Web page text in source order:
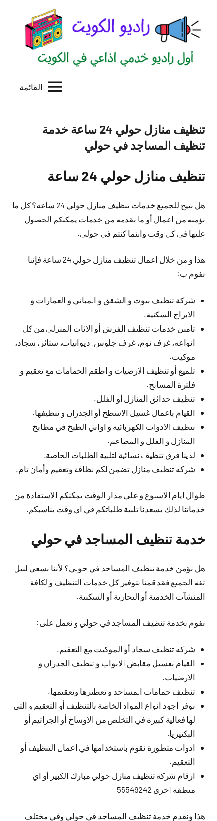
المحتوى
الكويت
للاعلانات
الخدمية
بالكويت
القائمة
تنظيف منازل حولي 24 ساعة خدمة
تنظيف المساجد في حولي
تنظيف منازل حولي 24 ساعة
هل نتيح للجميع خدمات تنظيف منازل حولي 24 ساعة؟ كل ما
نؤمنه من اعمال أو ما نقدمه من خدمات يمكنكم الحصول
عليها في كل وقت واينما كنتم في حولي.
هذا و من خلال اعمال تنظيف منازل حولي 24 ساعة فإننا
نقوم ب:
شركة تنظيف بيوت و الشقق و المباني و العمارات و
الابراج السكنية.
تامين خدمات تنظيف الفرش أو الاثاث المنزلي من كل
انواعه، غرف نوم، غرف جلوس، ديوانيات، ستائر، سجاد،
موكيت.
تلميع أو تنظيف الارضيات و اطقم الحمامات مع تعقيم و
فلترة المسابح.
تنظيف حدائق المنازل أو الفلل.
القيام باعمال غسيل الاسطح أو الجدران و تنظيفها.
تنظيف الادوات الكهربائية و اواني الطبخ في مطابخ
المنازل و الفلل و المطاعم.
لدينا فرق تنظيف نسائية لتلبية الطلبات الخاصة.
شركه تنظيف منازل تضمن لكم نظافة وتعقيم وأمان تام.
طوال ايام الاسبوع و على مدار الوقت يمكنكم الاستفادة من
خدماتنا لذلك يسعدنا تلبية طلباتكم في اي وقت يناسبكم.
خدمة تنظيف المساجد في حولي
هل نؤمن خدمة تنظيف المساجد في حولي؟ لأننا نسعى لنيل
ثقة الجميع فقد قمنا بتوفير كل خدمات التنظيف و لكافة
المنشآت الخدمية أو التجارية أو السكنية.
نقوم بخدمة تنظيف المساجد في حولي و نعمل على:
شركه تنظيف سجاد أو الموكيت مع التعقيم.
القيام بغسيل مقابض الابواب و تنظيف الجدران و
الارضيات.
تنظيف حمامات المساجد و تعطيرها وتعقيمها.
نوفر اجود انواع المواد الخاصة بالتنظيف أو التعقيم و التي
لها فعالية كبيرة في التخلص من الاوساخ أو الجراثيم أو
البكتيريا.
ادوات متطورة نقوم باستخدامها في اعمال التنظيف أو
التعقيم.
ارقام شركة تنظيف منازل حولي مبارك الكبير أو اي
منطقة اخرى 55549242
هذا ونقدم خدمة تنظيف المساجد في حولي وفي مختلف